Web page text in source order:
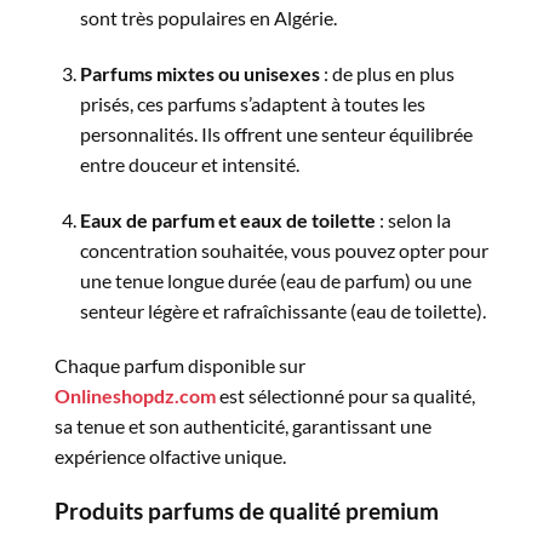
sont très populaires en Algérie.
Parfums mixtes ou unisexes: de plus en plus
prisés, ces parfums s’adaptent à toutes les
personnalités. Ils offrent une senteur équilibrée
entre douceur et intensité.
Eaux de parfum et eaux de toilette : selon la
concentration souhaitée, vous pouvez opter pour
une tenue longue durée (eau de parfum) ou une
senteur légère et rafraîchissante (eau de toilette).
Chaque parfum disponible sur
Onlineshopdz.comest sélectionné pour sa qualité,
sa tenue et son authenticité, garantissant une
expérience olfactive unique.
Produits parfums de qualité premium